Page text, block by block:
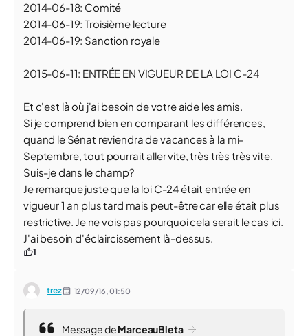
2014-06-18: Comité
2014-06-19: Troisième lecture
2014-06-19: Sanction royale
2015-06-11: ENTRÉE EN VIGUEUR DE LA LOI C-24
Et c'est là où j'ai besoin de votre aide les amis.
Si je comprend bien en comparant les différences,
quand le Sénat reviendra de vacances à la mi-
Septembre, tout pourrait aller vite, très très très vite.
Suis-je dans le champ?
Je remarque juste que la loi C-24 était entrée en
vigueur 1 an plus tard mais peut-être car elle était plus
restrictive. Je ne vois pas pourquoi cela serait le cas ici.
J'ai besoin d'éclaircissement là-dessus.
1
trez 12/09/16,01:50
Message deMarceauBleta